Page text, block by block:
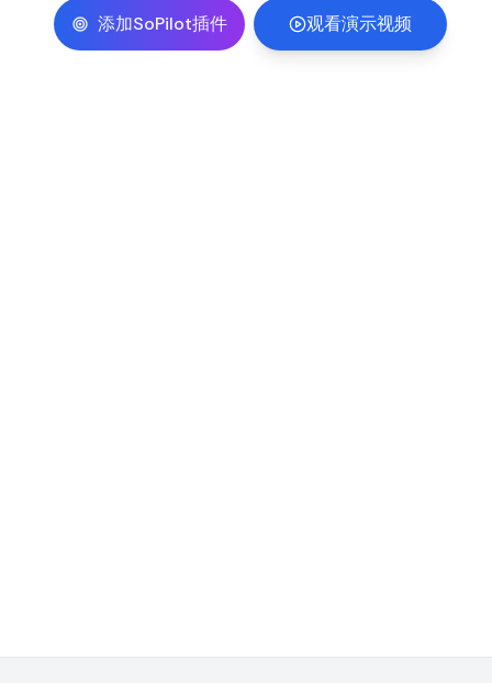
添加SoPilot插件 观看演示视频